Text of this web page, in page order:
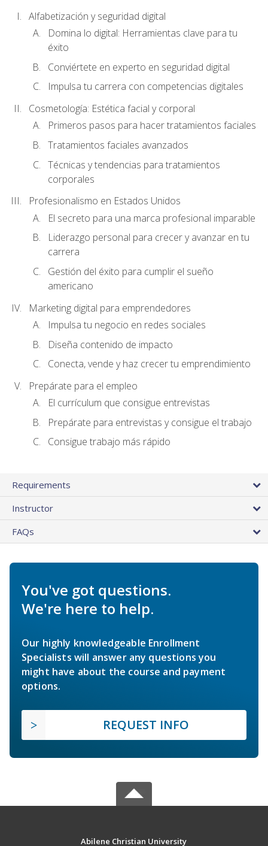
Alfabetización y seguridad digital
Domina lo digital: Herramientas clave para tu
éxito
Conviértete en experto en seguridad digital
Impulsa tu carrera con competencias digitales
Cosmetología: Estética facial y corporal
Primeros pasos para hacer tratamientos faciales
Tratamientos faciales avanzados
Técnicas y tendencias para tratamientos
corporales
Profesionalismo en Estados Unidos
El secreto para una marca profesional imparable
Liderazgo personal para crecer y avanzar en tu
carrera
Gestión del éxito para cumplir el sueño
americano
Marketing digital para emprendedores
Impulsa tu negocio en redes sociales
Diseña contenido de impacto
Conecta, vende y haz crecer tu emprendimiento
Prepárate para el empleo
El currículum que consigue entrevistas
Prepárate para entrevistas y consigue el trabajo
Consigue trabajo más rápido
Requirements
Instructor
FAQs
You've got questions.
We're here to help.
Our highly knowledgeable Enrollment
Specialists will answer any questions you
might have about the course and payment
options.
REQUEST INFO
Abilene Christian University